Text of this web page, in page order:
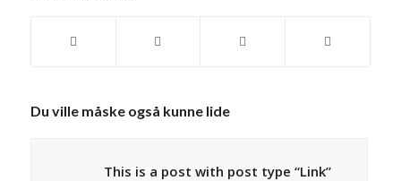
Du ville måske også kunne lide
This is a post with post type “Link”